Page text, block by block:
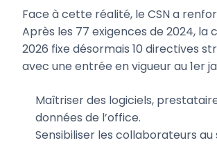
Face à cette réalité, le CSN a
Après les 77 exigences de 2024, la
2026 fixe désormais 10 directives
avec une entrée en vigueur au 1er
Maîtriser des logiciels,
données de l’office.
Sensibiliser les collaborateurs au